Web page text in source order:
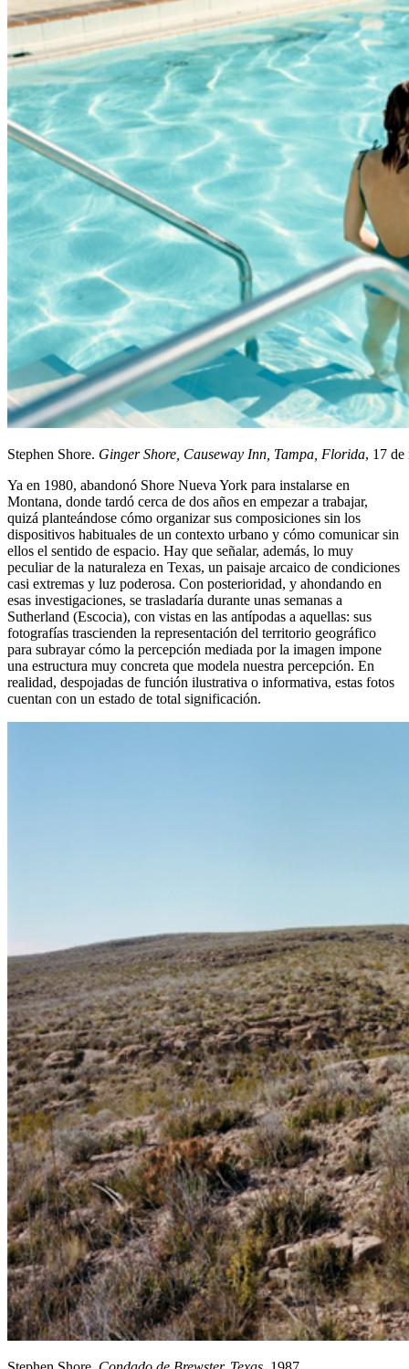
Stephen Shore. Ginger Shore, Causeway Inn, Tampa, Florida, 17
Ya en 1980, abandonó Shore Nueva York para instalarse en
Montana, donde tardó cerca de dos años en empezar a trabajar,
quizá planteándose cómo organizar sus composiciones sin los
dispositivos habituales de un contexto urbano y cómo comunicar sin
ellos el sentido de espacio. Hay que señalar, además, lo muy
peculiar de la naturaleza en Texas, un paisaje arcaico de condiciones
casi extremas y luz poderosa. Con posterioridad, y ahondando en
esas investigaciones, se trasladaría durante unas semanas a
Sutherland (Escocia), con vistas en las antípodas a aquellas: sus
fotografías trascienden la representación del territorio geográfico
para subrayar cómo la percepción mediada por la imagen impone
una estructura muy concreta que modela nuestra percepción. En
realidad, despojadas de función ilustrativa o informativa, estas fotos
cuentan con un estado de total significación.